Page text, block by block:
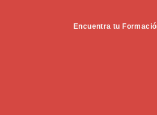
Encuentra tu